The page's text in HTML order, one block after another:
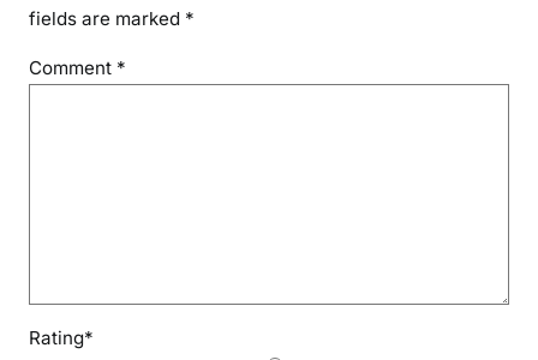
fields are marked *
Comment *
Rating*